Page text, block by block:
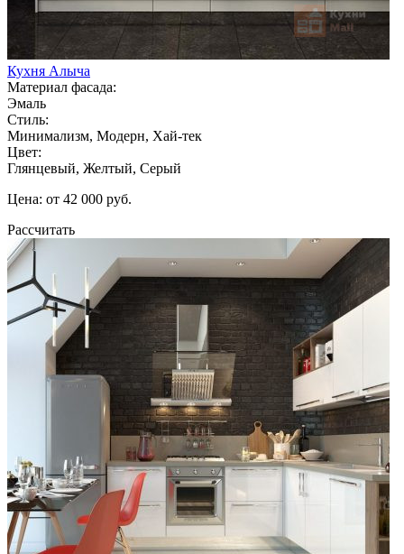
Кухня Алыча
Материал фасада:
Эмаль
Стиль:
Минимализм, Модерн, Хай-тек
Цвет:
Глянцевый, Желтый, Серый
Цена: от 42 000 руб.
Рассчитать